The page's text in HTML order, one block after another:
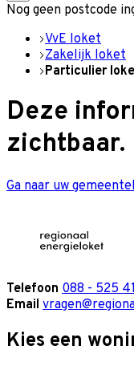
Nog geen postcode
VvE loket
Zakelijk loket
Particulier
Deze
zichtbaar.
Ga naar uw
Telefoon 088 - 525
Email
Kies een